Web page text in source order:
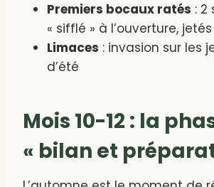
Premiers bocaux ratés : 2
« sifflé » à l’ouverture, jetés
Limaces : invasion sur les
d’été
Mois 10-12 : la
« bilan et